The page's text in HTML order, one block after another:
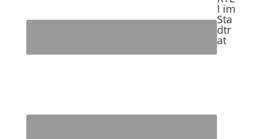
I im
Sta
dtr
at